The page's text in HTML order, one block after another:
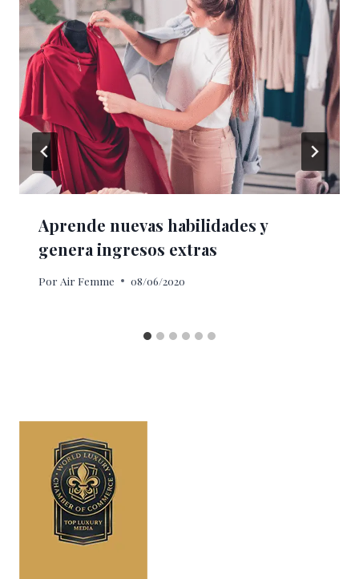
Aprende nuevas habilidades y
genera ingresos extras
Por Air Femme 08/06/2020